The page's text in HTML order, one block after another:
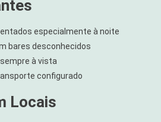
especialmente à noite
bares desconhecidos
à vista
configurado
Locais